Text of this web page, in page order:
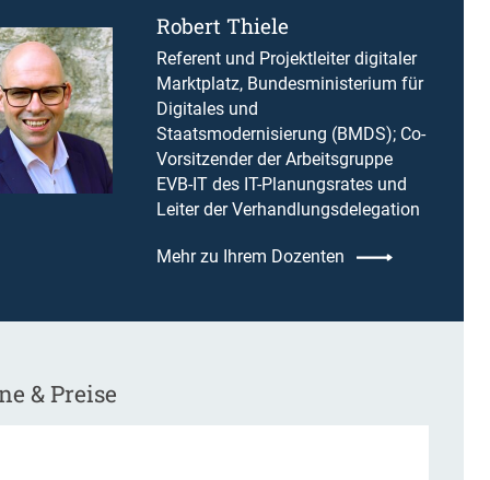
Robert Thiele
Referent und Projektleiter digitaler
Marktplatz, Bundesministerium für
Digitales und
Staatsmodernisierung (BMDS); Co-
Vorsitzender der Arbeitsgruppe
EVB-IT des IT-Planungsrates und
Leiter der Verhandlungsdelegation
Mehr zu Ihrem Dozenten
& Preise